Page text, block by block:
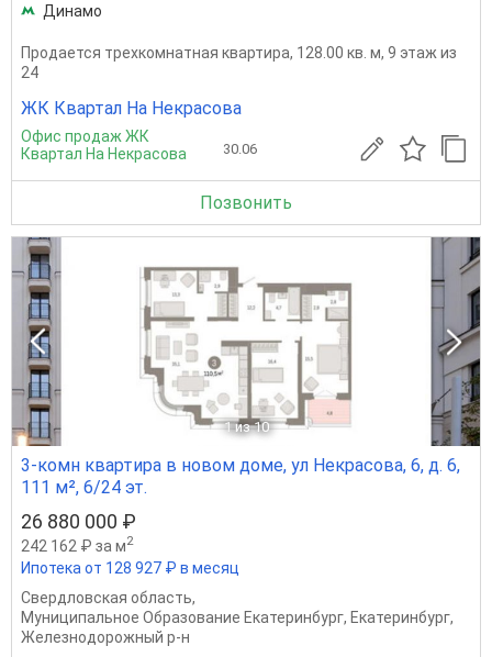
Динамо
Продается трехкомнатная квартира, 128.00 кв. м, 9 этаж из
24
ЖК Квартал На Некрасова
Офис продаж ЖК
Квартал На Некрасова
30.06
Позвонить
1 из 10
3-комн квартира в новом доме, ул Некрасова, 6, д. 6,
111 м², 6/24 эт.
26 880 000 ₽
242 162 ₽ за м2
Ипотека от 128 927 ₽ в месяц
Свердловская область,
Муниципальное Образование Екатеринбург, Екатеринбург,
Железнодорожный р-н